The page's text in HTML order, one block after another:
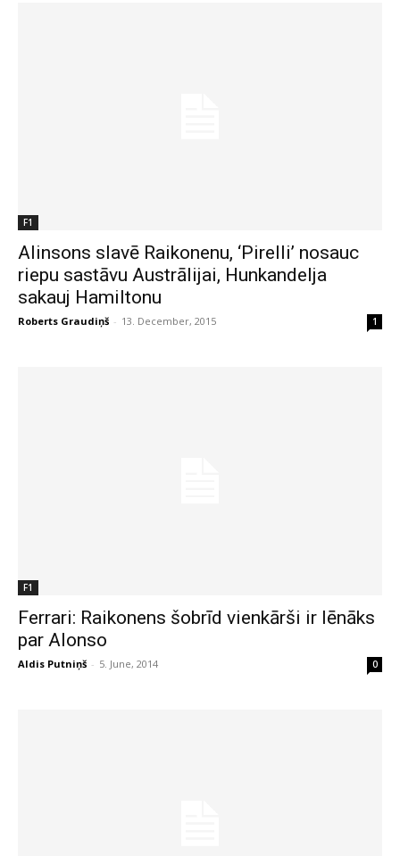
F1
Alinsons slavē Raikonenu, ‘Pirelli’ nosauc
riepu sastāvu Austrālijai, Hunkandelja
sakauj Hamiltonu
Roberts Graudiņš - 13. December, 2015 1
F1
Ferrari: Raikonens šobrīd vienkārši ir lēnāks
par Alonso
Aldis Putniņš - 5. June, 2014 0